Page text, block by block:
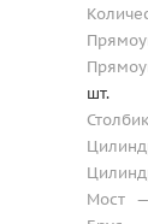
шт.
Столбик
Мост —